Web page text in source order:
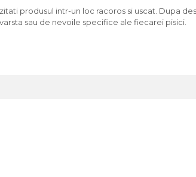
produsul intr-un loc racoros si uscat. Dupa
sau de nevoile specifice ale fiecarei pisici.